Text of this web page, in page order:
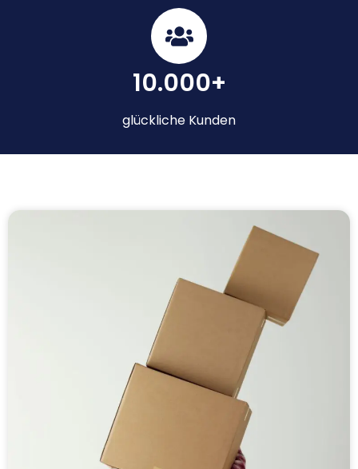
10.000+
glückliche Kunden